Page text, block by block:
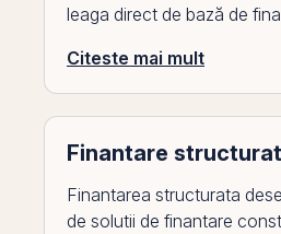
leaga direct de bază de
Citeste mai mult
Finantare
Finantarea structurata
de solutii de finantare